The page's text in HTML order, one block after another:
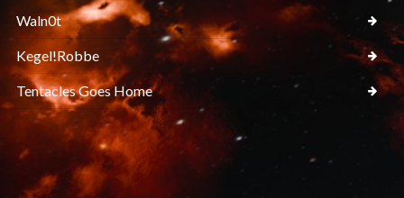
Waln0t
Kegel!Robbe
Tentacles Goes Home